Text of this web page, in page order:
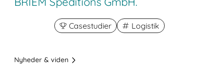
Casestudier Logistik
Nyheder & viden